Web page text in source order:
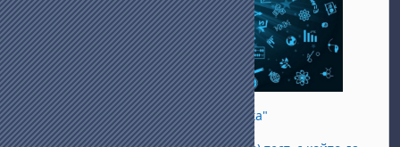
В "Академична етика"